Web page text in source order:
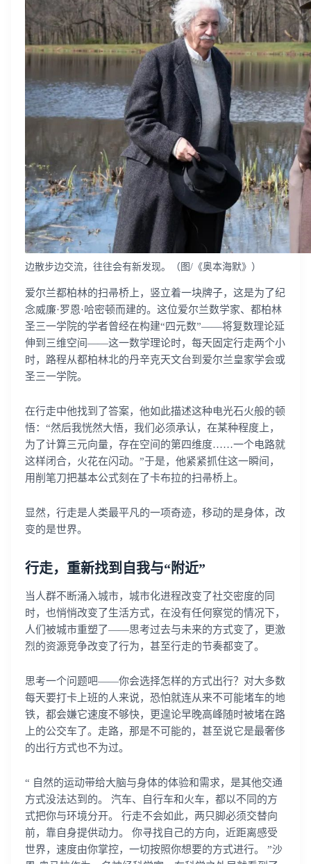
边散步边交流，往往会有新发现。（图/《奥本海默》）
爱尔兰都柏林的扫帚桥上，竖立着一块牌子，这是为了纪
念威廉·罗恩·哈密顿而建的。这位爱尔兰数学家、都柏林
圣三一学院的学者曾经在构建“四元数”——将复数理论延
伸到三维空间——这一数学理论时，每天固定行走两个小
时，路程从都柏林北的丹辛克天文台到爱尔兰皇家学会或
圣三一学院。
在行走中他找到了答案，他如此描述这种电光石火般的顿
悟：“然后我恍然大悟，我们必须承认，在某种程度上，
为了计算三元向量，存在空间的第四维度……一个电路就
这样闭合，火花在闪动。”于是，他紧紧抓住这一瞬间，
用削笔刀把基本公式刻在了卡布拉的扫帚桥上。
显然，行走是人类最平凡的一项奇迹，移动的是身体，改
变的是世界。
行走，重新找到自我与“附近”
当人群不断涌入城市，城市化进程改变了社交密度的同
时，也悄悄改变了生活方式，在没有任何察觉的情况下，
人们被城市重塑了——思考过去与未来的方式变了，更激
烈的资源竞争改变了行为，甚至行走的节奏都变了。
思考一个问题吧——你会选择怎样的方式出行？对大多数
每天要打卡上班的人来说，恐怕就连从来不可能堵车的地
铁，都会嫌它速度不够快，更遑论早晚高峰随时被堵在路
上的公交车了。走路，那是不可能的，甚至说它是最奢侈
的出行方式也不为过。
“ 自然的运动带给大脑与身体的体验和需求，是其他交通
方式没法达到的。 汽车、自行车和火车，都以不同的方
式把你与环境分开。 行走不会如此，两只脚必须交替向
前，靠自身提供动力。 你寻找自己的方向，近距离感受
世界，速度由你掌控，一切按照你想要的方式进行。 ”沙